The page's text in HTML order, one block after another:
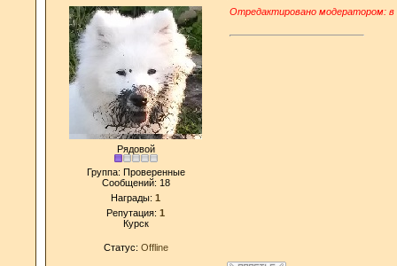
Рядовой
Группа: Проверенные
Сообщений: 18
Награды: 1
Репутация: 1
Курск
Статус: Offline
Отредактировано модератором: в